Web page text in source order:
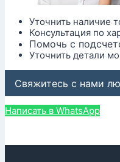
Уточнить наличие
Консультация по
Помочь с
Уточнить детали
Свяжитесь с нами
Написать в WhatsApp